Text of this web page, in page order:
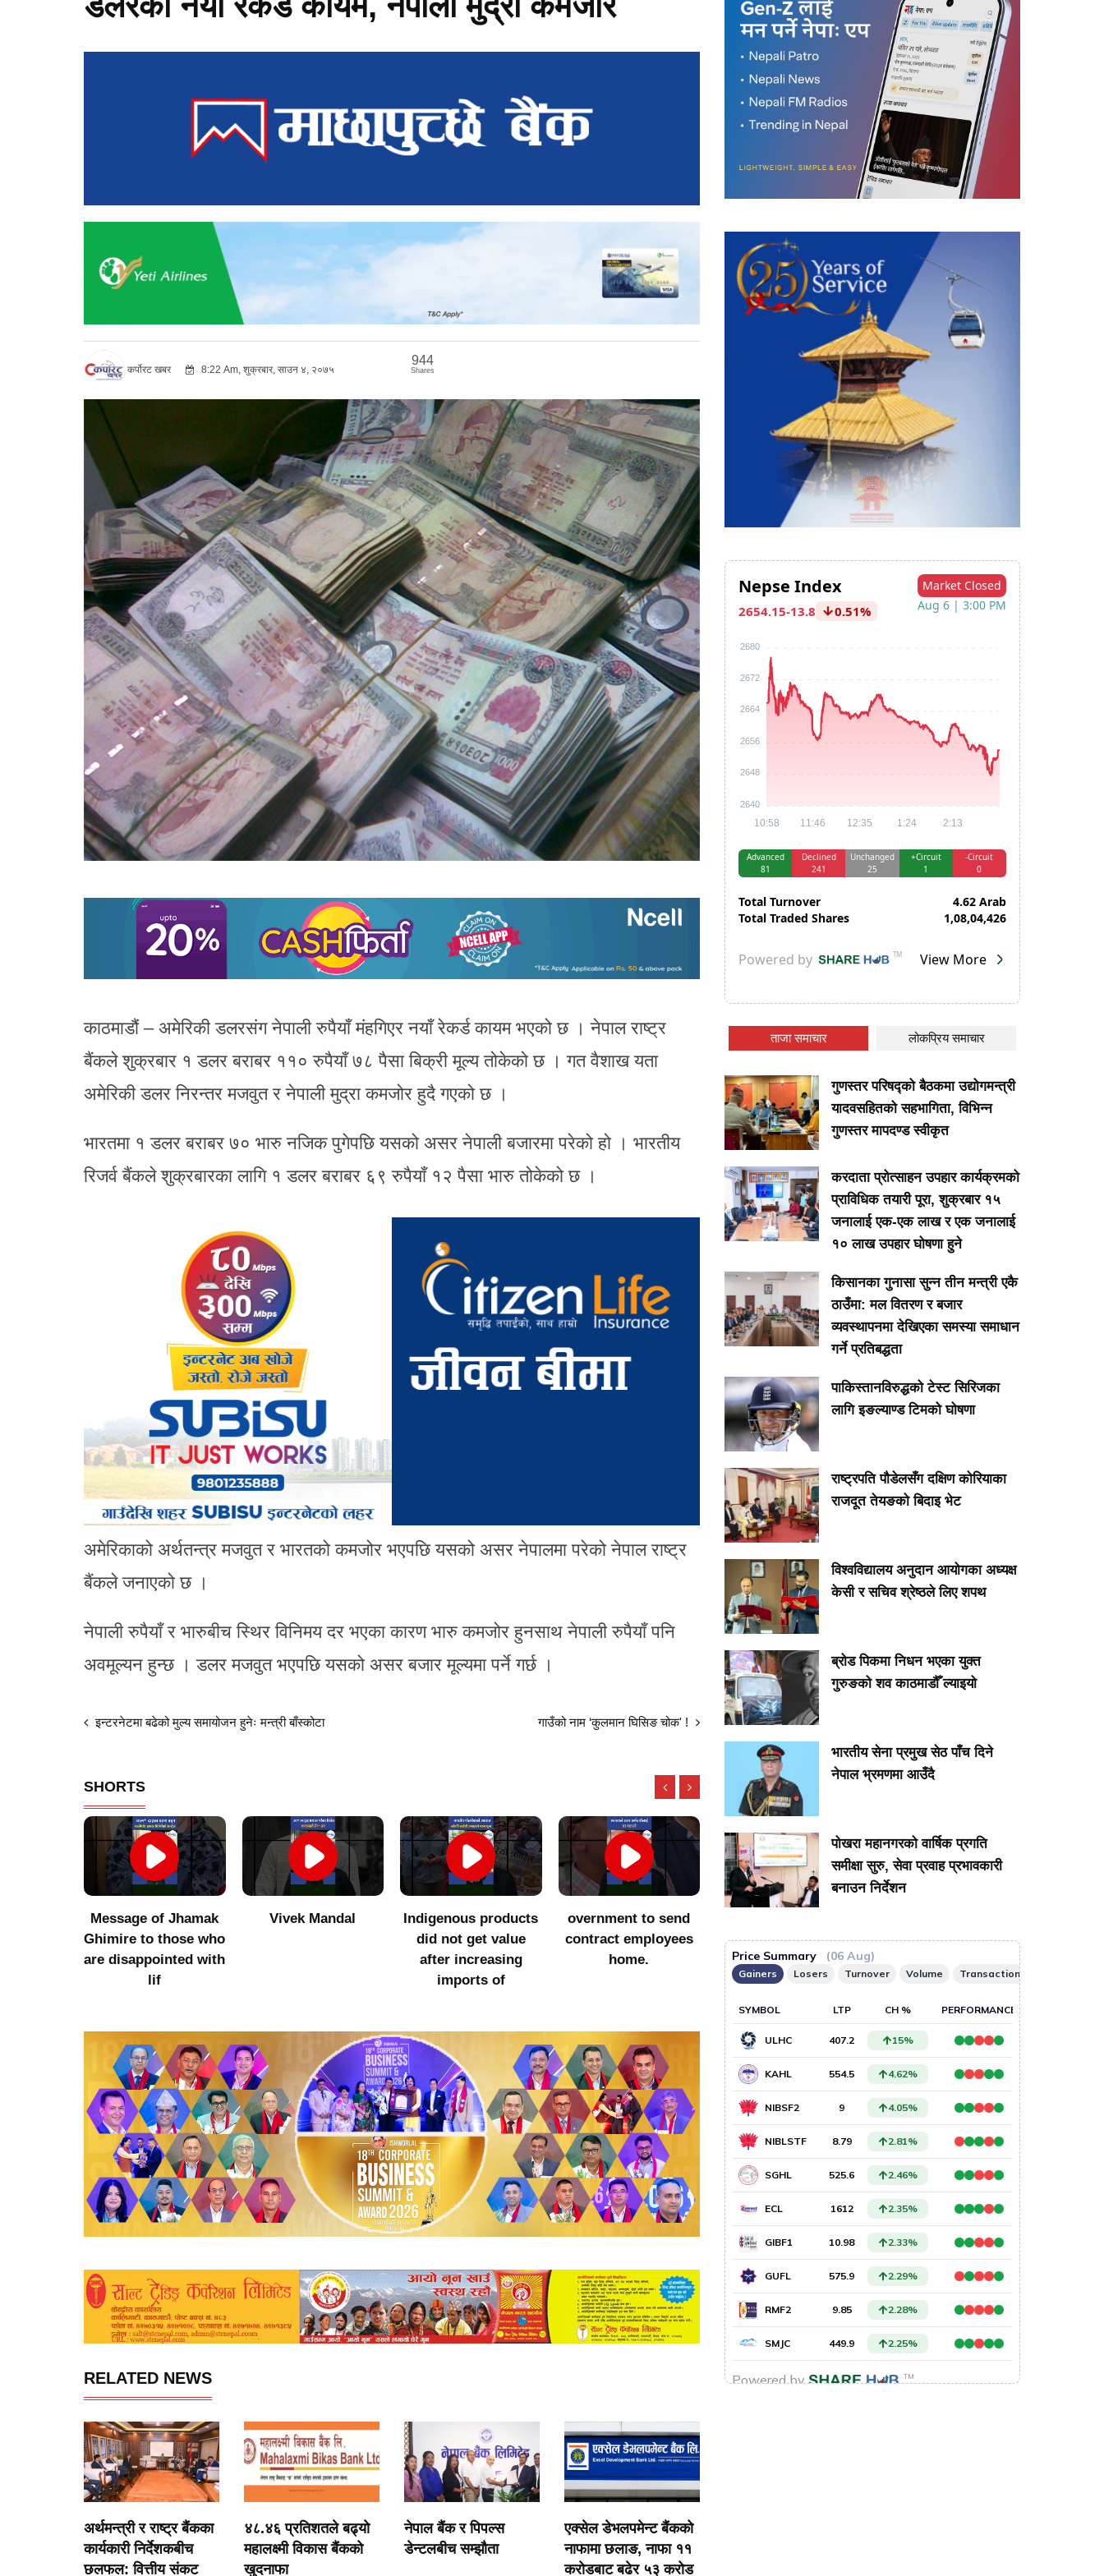
कर्पोरट खबर 8:22 Am, शुक्रबार, साउन ४, २०७५
944
Shares
काठमाडौं – अमेरिकी डलरसंग नेपाली रुपैयाँ मंहगिएर नयाँ रेकर्ड कायम भएको छ । नेपाल राष्ट्र
बैंकले शुक्रबार १ डलर बराबर ११० रुपैयाँ ७८ पैसा बिक्री मूल्य तोकेको छ । गत वैशाख यता
अमेरिकी डलर निरन्तर मजवुत र नेपाली मुद्रा कमजोर हुदै गएको छ ।
भारतमा १ डलर बराबर ७० भारु नजिक पुगेपछि यसको असर नेपाली बजारमा परेको हो । भारतीय
रिजर्व बैंकले शुक्रबारका लागि १ डलर बराबर ६९ रुपैयाँ १२ पैसा भारु तोकेको छ ।
अमेरिकाको अर्थतन्त्र मजवुत र भारतको कमजोर भएपछि यसको असर नेपालमा परेको नेपाल राष्ट्र
बैंकले जनाएको छ ।
नेपाली रुपैयाँ र भारुबीच स्थिर विनिमय दर भएका कारण भारु कमजोर हुनसाथ नेपाली रुपैयाँ पनि
अवमूल्यन हुन्छ । डलर मजवुत भएपछि यसको असर बजार मूल्यमा पर्ने गर्छ ।
इन्टरनेटमा बढेको मुल्य समायोजन हुनेः मन्त्री बाँस्कोटा गाउँको नाम ‘कुलमान घिसिङ चोक' !
SHORTS
Message of Jhamak
Ghimire to those who
are disappointed with
lif
Vivek Mandal
Indigenous products
did not get value
after increasing
imports of
overnment to send
contract employees
home.
सहकार्य अन्त्य गर्ने
RELATED NEWS
अर्थमन्त्री र राष्ट्र बैंकका
कार्यकारी निर्देशकबीच
छलफल: वित्तीय संकट
४८.४६ प्रतिशतले बढ्यो
महालक्ष्मी विकास बैंकको
खुदनाफा
नेपाल बैंक र पिपल्स
डेन्टलबीच सम्झौता
एक्सेल डेभलपमेन्ट बैंकको
नाफामा छलाङ, नाफा ११
करोडबाट बढेर ५३ करोड
ताजा समाचार लोकप्रिय समाचार
गुणस्तर परिषद्को बैठकमा उद्योगमन्त्री
यादवसहितको सहभागिता, विभिन्न
गुणस्तर मापदण्ड स्वीकृत
करदाता प्रोत्साहन उपहार कार्यक्रमको
प्राविधिक तयारी पूरा, शुक्रबार १५
जनालाई एक-एक लाख र एक जनालाई
१० लाख उपहार घोषणा हुने
किसानका गुनासा सुन्न तीन मन्त्री एकै
ठाउँमा: मल वितरण र बजार
व्यवस्थापनमा देखिएका समस्या समाधान
गर्ने प्रतिबद्धता
पाकिस्तानविरुद्धको टेस्ट सिरिजका
लागि इङल्याण्ड टिमको घोषणा
राष्ट्रपति पौडेलसँग दक्षिण कोरियाका
राजदूत तेयङको बिदाइ भेट
विश्वविद्यालय अनुदान आयोगका अध्यक्ष
केसी र सचिव श्रेष्ठले लिए शपथ
ब्रोड पिकमा निधन भएका युक्त
गुरुङको शव काठमाडौँ ल्याइयो
भारतीय सेना प्रमुख सेठ पाँच दिने
नेपाल भ्रमणमा आउँदै
पोखरा महानगरको वार्षिक प्रगति
समीक्षा सुरु, सेवा प्रवाह प्रभावकारी
बनाउन निर्देशन